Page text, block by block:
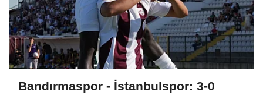
Bandırmaspor - İstanbulspor: 3-0